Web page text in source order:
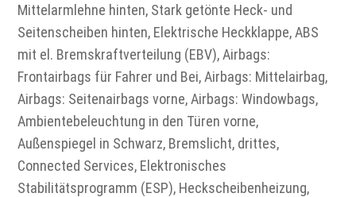
Mittelarmlehne hinten, Stark getönte Heck- und
Seitenscheiben hinten, Elektrische Heckklappe, ABS
mit el. Bremskraftverteilung (EBV), Airbags:
Frontairbags für Fahrer und Bei, Airbags: Mittelairbag,
Airbags: Seitenairbags vorne, Airbags: Windowbags,
Ambientebeleuchtung in den Türen vorne,
Außenspiegel in Schwarz, Bremslicht, drittes,
Connected Services, Elektronisches
Stabilitätsprogramm (ESP), Heckscheibenheizung,